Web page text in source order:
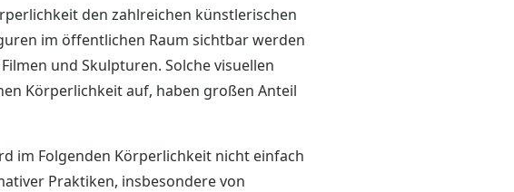
den zahlreichen künstlerischen
im öffentlichen Raum sichtbar werden
und Skulpturen. Solche visuellen
Körperlichkeit auf, haben großen Anteil
im Folgenden Körperlichkeit nicht einfach
Praktiken, insbesondere von